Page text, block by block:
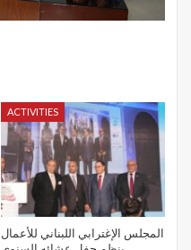
ACTIVITIES
المجلس الإغترابي اللبناني للأعمال